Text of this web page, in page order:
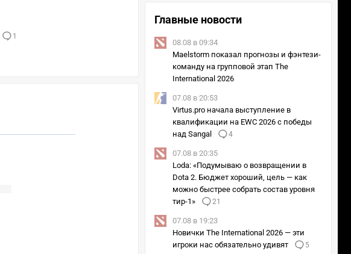
1
Главные новости
08.08 в 09:34
Maelstorm показал прогнозы и фэнтези-
команду на групповой этап The
International 2026
07.08 в 20:53
Virtus.pro начала выступление в
квалификации на EWC 2026 с победы
над Sangal
4
07.08 в 20:35
Loda: «Подумываю о возвращении в
Dota 2. Бюджет хороший, цель — как
можно быстрее собрать состав уровня
тир-1»
21
07.08 в 19:23
Новички The International 2026 — эти
игроки нас обязательно удивят
5